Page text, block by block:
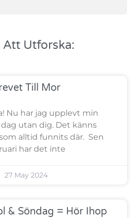
Att Utforska:
Till Mor
Nu har jag upplevt min
utan dig. Det känns
alltid funnits där. Sen
har det inte
27 May 2024
& Söndag = Hör Ihop